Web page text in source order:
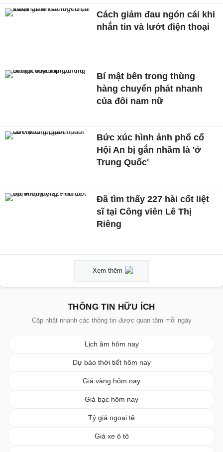
Cách giảm đau ngón cái khi
nhắn tin và lướt điện thoại
Bí mật bên trong thùng
hàng chuyển phát nhanh
của đôi nam nữ
Bức xúc hình ảnh phố cổ
Hội An bị gắn nhầm là 'ở
Trung Quốc'
Đã tìm thấy 227 hài cốt liệt
sĩ tại Công viên Lê Thị
Riêng
Xem thêm
THÔNG TIN HỮU ÍCH
Cập nhật nhanh các thông tin được quan tâm mỗi ngày
Lịch âm hôm nay
Dự báo thời tiết hôm nay
Giá vàng hôm nay
Giá bạc hôm nay
Tỷ giá ngoại tệ
Giá xe ô tô